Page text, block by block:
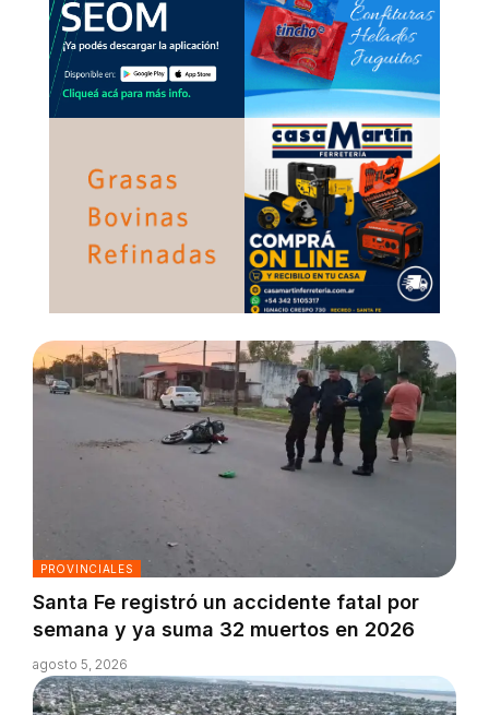
PROVINCIALES
Santa Fe registró un accidente fatal por
semana y ya suma 32 muertos en 2026
agosto 5, 2026